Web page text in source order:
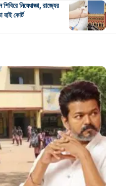
নিষেধাজ্ঞা, রাজ্যের
হাই কোর্ট